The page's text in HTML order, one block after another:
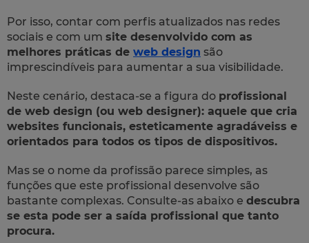
Por isso, contar com perfis atualizados nas redes
sociais e com um site desenvolvido com as
melhores práticas de web design são
imprescindíveis para aumentar a sua visibilidade.
Neste cenário, destaca-se a figura do profissional
de web design (ou web designer): aquele que cria
websites funcionais, esteticamente agradáveiss e
orientados para todos os tipos de dispositivos.
Mas se o nome da profissão parece simples, as
funções que este profissional desenvolve são
bastante complexas. Consulte-as abaixo e descubra
se esta pode ser a saída profissional que tanto
procura.